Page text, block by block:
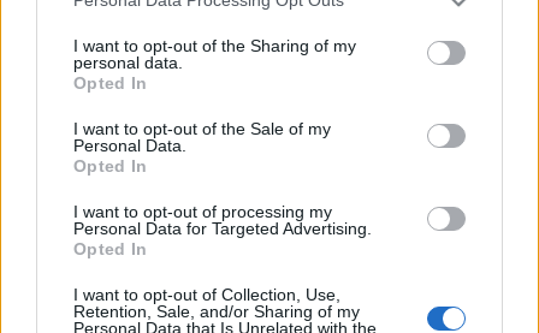
not limited to your visit or usage behaviour. You may click to
grant or deny consent to Google and its third-party tags to
use your data for below specified purposes in below Google
consent section.
I want to opt-out of the Sharing of my
personal data.
Opted In
I want to opt-out of the Sale of my
Personal Data.
Opted In
I want to opt-out of processing my
Personal Data for Targeted Advertising.
Opted In
I want to opt-out of Collection, Use,
Retention, Sale, and/or Sharing of my
Personal Data that Is Unrelated with the